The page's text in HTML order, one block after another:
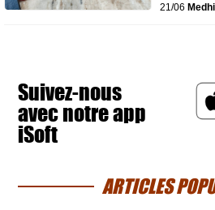
21/06 Medhi
Suivez-nous
avec notre app
iSoft
ARTICLES